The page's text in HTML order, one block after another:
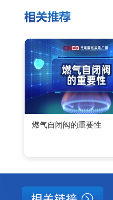
燃气自闭阀的重要性